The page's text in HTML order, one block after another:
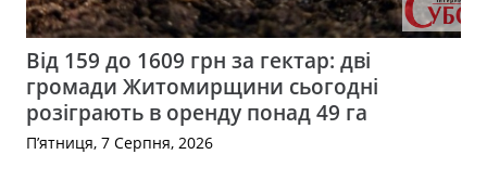
Від 159 до 1609 грн за гектар: дві
громади Житомирщини сьогодні
розіграють в оренду понад 49 га
П’ятниця, 7 Серпня, 2026